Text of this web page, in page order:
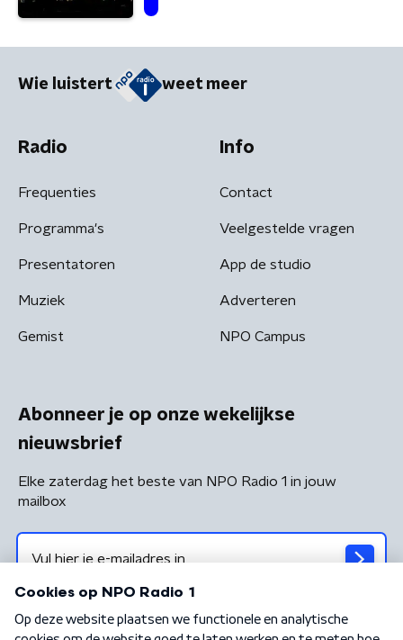
Wie luistert weet meer
Radio
Frequenties
Programma's
Presentatoren
Muziek
Gemist
Info
Contact
Veelgestelde vragen
App de studio
Adverteren
NPO Campus
Abonneer je op onze wekelijkse
nieuwsbrief
Elke zaterdag het beste van NPO Radio 1 in jouw
mailbox